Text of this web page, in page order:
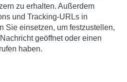
zu erhalten. Außerdem
und Tracking-URLs in
Sie einsetzen, um festzustellen,
geöffnet oder einen
haben.